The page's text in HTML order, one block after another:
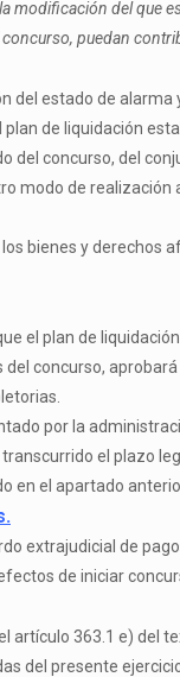
modificación del que
puedan
del estado de
de liquidación
concurso, del
modo de
bienes y derechos
el plan de
concurso,
por la
el plazo
en el apartado
extrajudicial de
de iniciar
363.1 e) del
del presente